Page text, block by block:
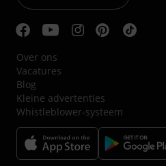
Over ons
Vacatures
Blog
Kleine advertenties
Whistleblower-systeem